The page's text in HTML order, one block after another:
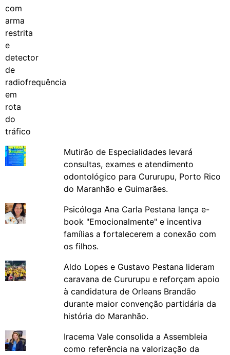
Mutirão de Especialidades levará
consultas, exames e atendimento
odontológico para Cururupu, Porto Rico
do Maranhão e Guimarães.
Psicóloga Ana Carla Pestana lança e-
book "Emocionalmente" e incentiva
famílias a fortalecerem a conexão com
os filhos.
Aldo Lopes e Gustavo Pestana lideram
caravana de Cururupu e reforçam apoio
à candidatura de Orleans Brandão
durante maior convenção partidária da
história do Maranhão.
Iracema Vale consolida a Assembleia
como referência na valorização da